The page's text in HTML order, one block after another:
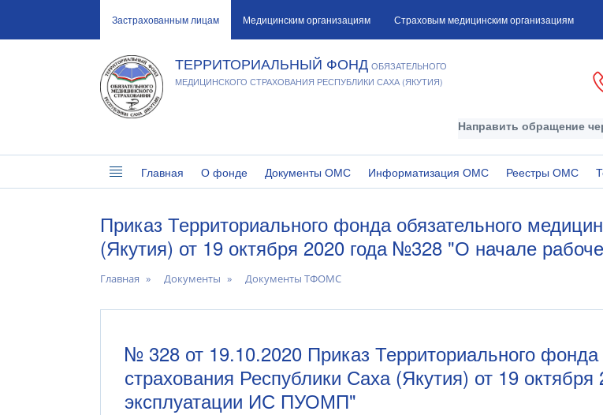
Застрахованным лицам Медицинским организациям Страховым медицинским организациям
ТЕРРИТОРИАЛЬНЫЙ ФОНД ОБЯЗАТЕЛЬНОГО
МЕДИЦИНСКОГО СТРАХОВАНИЯ РЕСПУБЛИКИ САХА (ЯКУТИЯ)
Направить обращение
Главная О фонде Документы ОМС Информатизация ОМС Реестры ОМС
Приказ Территориального фонда обязательного
(Якутия) от 19 октября 2020 года №328 "О начале
Главная Документы Документы ТФОМС
№ 328 от 19.10.2020 Приказ Территориального фонда
страхования Республики Саха (Якутия) от 19
эксплуатации ИС ПУОМП"